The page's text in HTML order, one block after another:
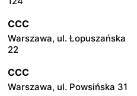
CCC
Warszawa, ul. Łopuszańska
22
CCC
Warszawa, ul. Powsińska 31